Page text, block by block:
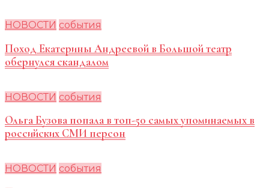
НОВОСТИ события
Поход Екатерины Андреевой в Большой театр
обернулся скандалом
НОВОСТИ события
Ольга Бузова попала в топ-50 самых упоминаемых в
российских СМИ персон
НОВОСТИ события